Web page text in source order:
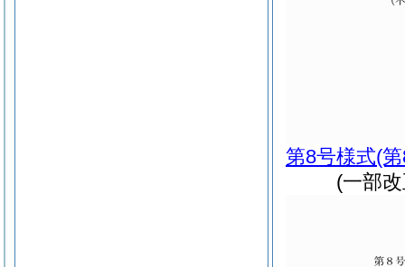
第8号様式(
(一部